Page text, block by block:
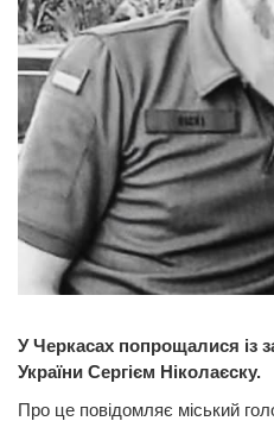
У Черкасах попрощалися із
України Сергієм Ніколаєску.
Про це повідомляє міський